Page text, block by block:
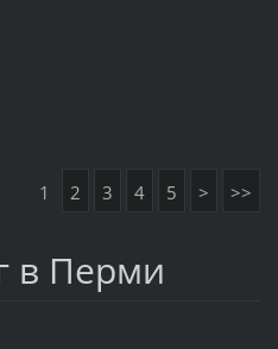
1 2 3 4 5 > >>
в Перми